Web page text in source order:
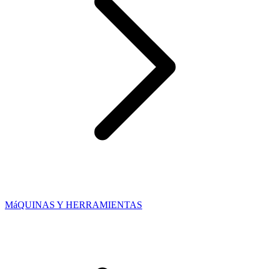
MáQUINAS Y HERRAMIENTAS